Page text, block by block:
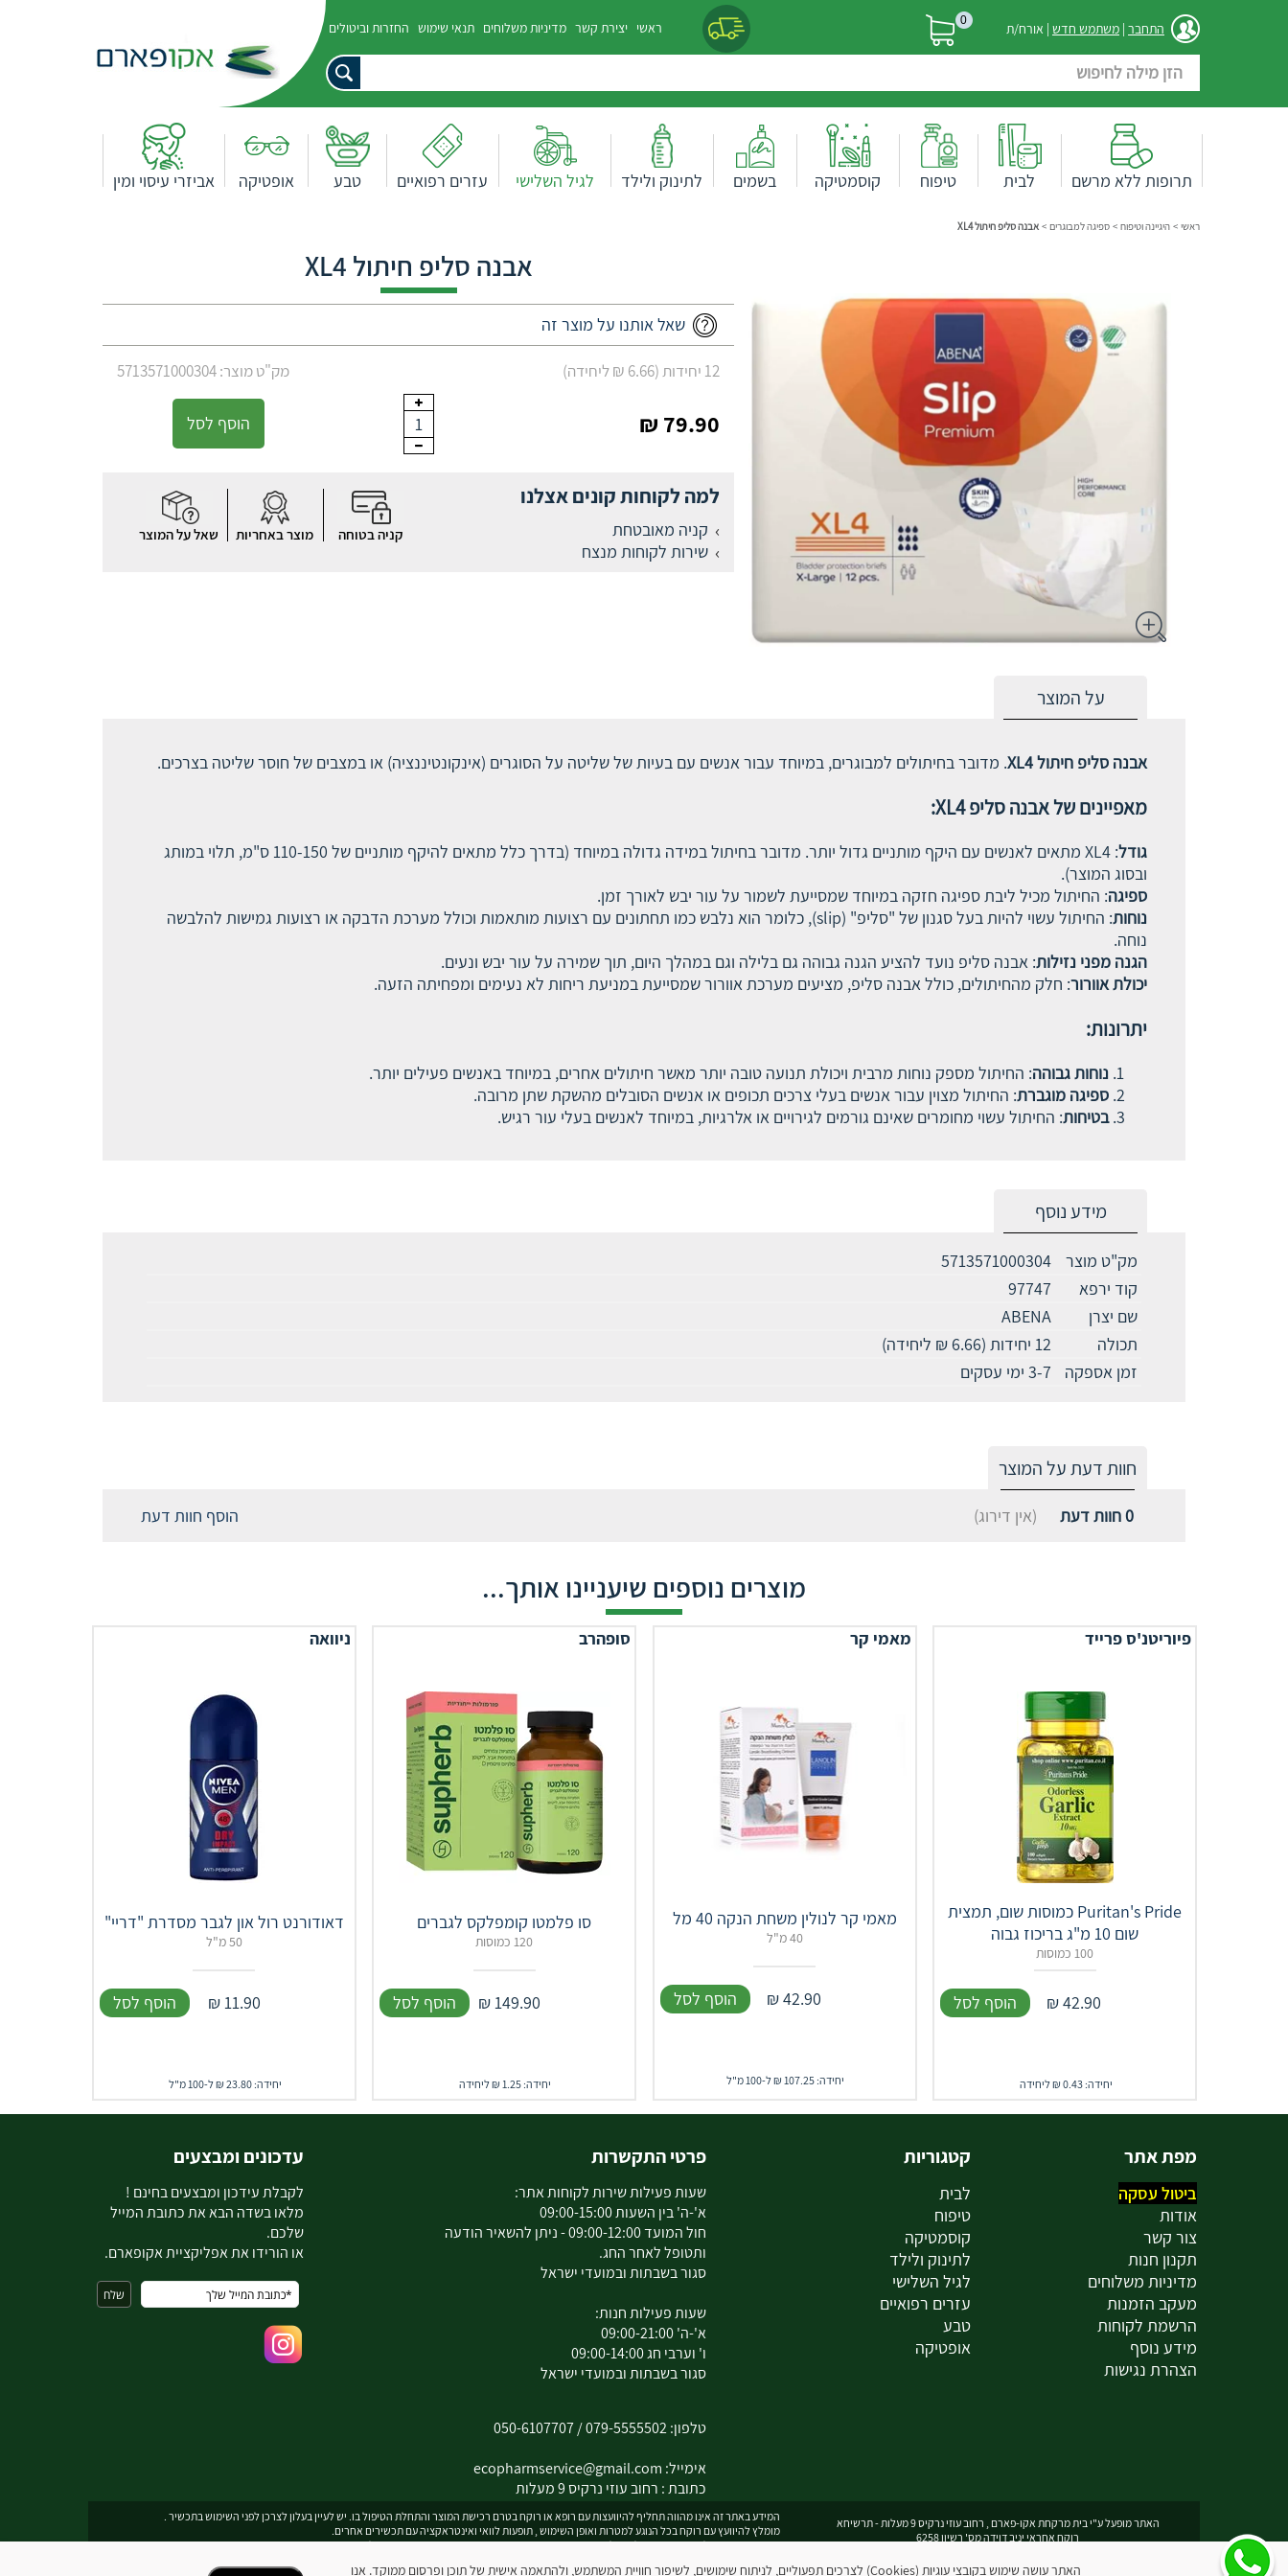
התחבר | משתמש חדש | אורח/ת 0 ראשי יצירת קשר מדיניות משלוחים תנאי שימוש החזרות וביטולים
תרופות ללא מרשם לבית טיפוח קוסמטיקה בשמים לתינוק ולילד לגיל השלישי עזרים רפואיים טבע אופטיקה אביזרי עיסוי ומין
ראשי > היגיינה וטיפוח > ספיגה למבוגרים > אבנה סליפ חיתול XL4
אבנה סליפ חיתול XL4
שאל אותנו על מוצר זה
12 יחידות (6.66 ₪ ליחידה) מק"ט מוצר: 5713571000304
79.90 ₪
1 הוסף לסל
למה לקוחות קונים אצלנו
קניה מאובטחת
שירות לקוחות מנצח
קניה בטוחה מוצר באחריות שאל על המוצר
על המוצר
אבנה סליפ חיתול XL4 . מדובר בחיתולים למבוגרים, במיוחד עבור אנשים עם בעיות של שליטה על הסוגרים (אינקונטיננציה) או במצבים של חוסר שליטה בצרכים.
מאפיינים שלאבנה סליפ XL4 :
גודל
: XL4 מתאים לאנשים עם היקף מותניים גדול יותר. מדובר בחיתול במידה גדולה במיוחד (בדרך כלל מתאים להיקף מותניים של 110-150 ס"מ, תלוי במותג
ובסוג המוצר).
ספיגה: החיתול מכיל ליבת ספיגה חזקה במיוחד שמסייעת לשמור על עור יבש לאורך זמן.
נוחות
: החיתול עשוי להיות בעל סגנון של "סליפ" (slip), כלומר הוא נלבש כמו תחתונים עם רצועות מותאמות וכולל מערכת הדבקה או רצועות גמישות להלבשה
נוחה.
הגנה מפני נזילות: אבנה סליפ נועד להציע הגנה גבוהה גם בלילה וגם במהלך היום, תוך שמירה על עור יבש ונעים.
יכולת אוורור: חלק מהחיתולים, כולל אבנה סליפ, מציעים מערכת אוורור שמסייעת במניעת ריחות לא נעימים ומפחיתה הזעה.
יתרונות:
נוחות גבוהה: החיתול מספק נוחות מרבית ויכולת תנועה טובה יותר מאשר חיתולים אחרים, במיוחד באנשים פעילים יותר.
ספיגה מוגברת: החיתול מצוין עבור אנשים בעלי צרכים תכופים או אנשים הסובלים מהשקת שתן מרובה.
בטיחות: החיתול עשוי מחומרים שאינם גורמים לגירויים או אלרגיות, במיוחד לאנשים בעלי עור רגיש.
מידע נוסף
מק"ט מוצר
5713571000304
קוד ירפא
97747
שם יצרן
ABENA
תכולה
12 יחידות (6.66 ₪ ליחידה)
זמן אספקה
3-7 ימי עסקים
חוות דעת על המוצר
0חוות דעת (אין דירוג) הוסף חוות דעת
מוצרים נוספים שיעניינו אותך...
פיוריטנ'ס פרייד
Puritan's Pride כמוסות שום, תמצית
שום 10 מ"ג בריכוז גבוה
100 כמוסות
42.90
₪ הוסף לסל
יחידה: 0.43 ₪ ליחידה
מאמי קר
מאמי קר לנולין משחת הנקה 40 מל
40 מ"ל
42.90
₪ הוסף לסל
יחידה: 107.25 ₪ ל-100 מ"ל
סופהרב
סו פלמטו קומפלקס לגברים
120 כמוסות
149.90
₪ הוסף לסל
יחידה: 1.25 ₪ ליחידה
ניוואה
דאודורנט רול און לגבר מסדרת "דריי"
50 מ"ל
11.90
₪ הוסף לסל
יחידה: 23.80 ₪ ל-100 מ"ל
מפת אתר
ביטול עסקה
אודות
צור קשר
תקנון חנות
מדיניות משלוחים
מעקב הזמנות
הרשמת לקוחות
מידע נוסף
הצהרת נגישות
קטגוריות
לבית
טיפוח
קוסמטיקה
לתינוק ולילד
לגיל השלישי
עזרים רפואיים
טבע
אופטיקה
פרטי התקשרות
שעות פעילות שירות לקוחות אתר:
א'-ה' בין השעות 09:00-15:00
חול המועד 09:00-12:00 - ניתן להשאיר הודעה
ותטופל לאחר החג.
סגור בשבתות ובמועדי ישראל
שעות פעילות חנות:
א'-ה' 09:00-21:00
ו' וערבי חג 09:00-14:00
סגור בשבתות ובמועדי ישראל
טלפון:079-5555502
/
050-6107707
אימייל: ecopharmservice@gmail.com
כתובת : רחוב עוזי נרקיס 9 מעלות
עדכונים ומבצעים
לקבלת עידכון ומבצעים בחינם !
מלאו בשדה הבא את כתובת המייל
שלכם.
או הורידו את אפליקציית אקופארם.
האתר מופעל ע"י בית מרקחת אקו-פארם , רחוב עוזי נרקיס 9 מעלות - תרשיחא
רוקח אחראי יניב דוידה מס' רשיון 6258
המידע באתר זה אינו מהווה תחליף להיוועצות עם רופא או רוקח בטרם רכישת המוצר והתחלת הטיפול בו. יש לעיין בעלון לצרכן לפני השימוש בתכשיר .
מומלץ להיוועץ עם רוקח בכל הנוגע למטרות ואופן השימוש , תופעות לוואי ואינטראקציה עם תכשירים אחרים.
המחירים בתוקף לרכישה באתר בלבד - להתייעצות עם רוקח:0795555502ובנוסף כתובת דואר אלקטרוניecopharmservice@gmail.com
האתר עושה שימוש בקובצי עוגיות (Cookies) לצרכים תפעוליים, לניתוח שימושים, לשיפור חוויית המשתמש, ולהתאמה אישית של תוכן ופרסום ממוקד. אנו